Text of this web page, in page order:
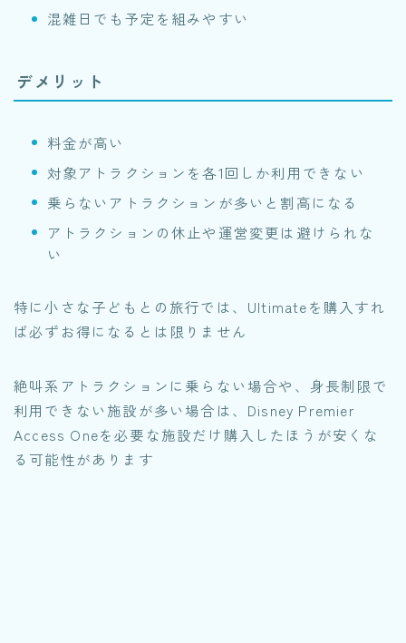
混雑日でも予定を組みやすい
デメリット
料金が高い
対象アトラクションを各1回しか利用できない
乗らないアトラクションが多いと割高になる
アトラクションの休止や運営変更は避けられな
い
特に小さな子どもとの旅行では、Ultimateを購入すれ
ば必ずお得になるとは限りません
絶叫系アトラクションに乗らない場合や、身長制限で
利用できない施設が多い場合は、Disney Premier
Access Oneを必要な施設だけ購入したほうが安くな
る可能性があります